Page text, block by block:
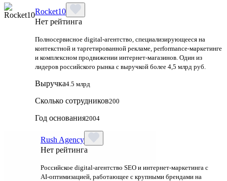
Rocket10
Нет рейтинга
Полносервисное digital-агентство, специализирующееся на
контекстной и таргетированной рекламе, performance-маркетинге
и комплексном продвижении интернет-магазинов. Один из
лидеров российского рынка с выручкой более 4,5 млрд руб.
Выручка4.5 млрд
Сколько сотрудников200
Год основания2004
Rush Agency
Нет рейтинга
Российское digital‑агентство SEO и интернет‑маркетинга с
AI‑оптимизацией, работающее с крупными брендами на